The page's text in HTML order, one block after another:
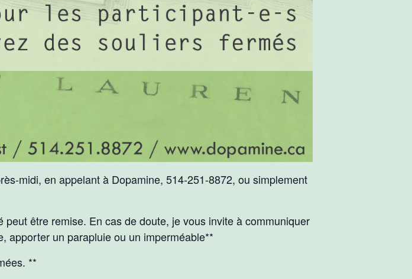
midi, en appelant à Dopamine, 514-251-8872, ou simplement
peut être remise. En cas de doute, je vous invite à communiquer
apporter un parapluie ou un imperméable**
**